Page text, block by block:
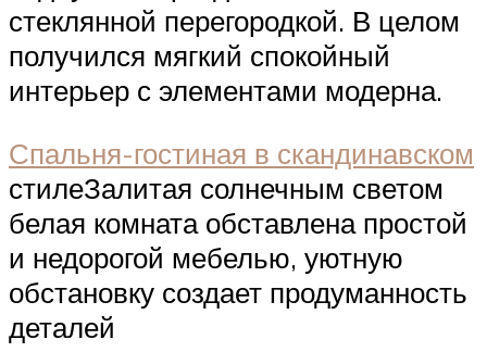
стеклянной перегородкой. В целом
получился мягкий спокойный
интерьер с элементами модерна.
Спальня-гостиная в скандинавском
стилеЗалитая солнечным светом
белая комната обставлена простой
и недорогой мебелью, уютную
обстановку создает продуманность
деталей